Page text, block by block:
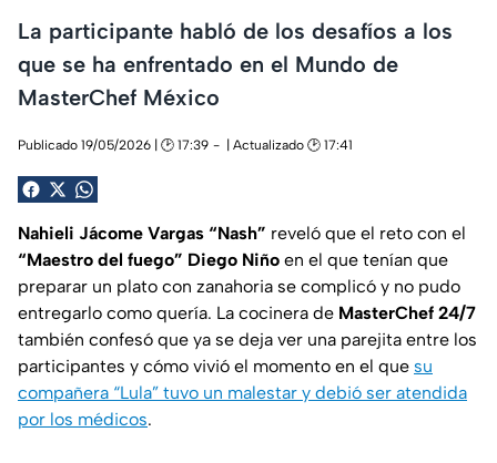
La participante habló de los desafíos a los
que se ha enfrentado en el Mundo de
MasterChef México
Publicado 19/05/2026 | 🕑 17:39 | Actualizado 🕑 17:41
Nahieli Jácome Vargas “Nash” reveló que el reto con el
“Maestro del fuego” Diego Niño en el que tenían que
preparar un plato con zanahoria se complicó y no pudo
entregarlo como quería. La cocinera de MasterChef 24/7
también confesó que ya se deja ver una parejita entre los
participantes y cómo vivió el momento en el que su
compañera “Lula” tuvo un malestar y debió ser atendida
por los médicos.